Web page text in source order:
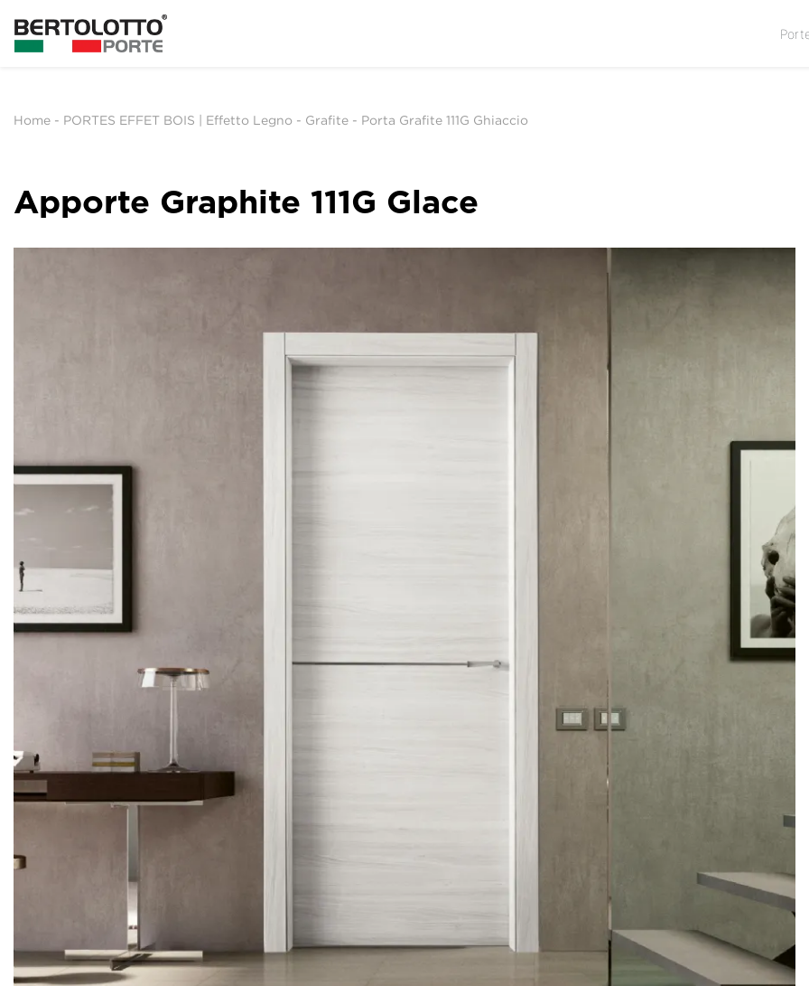
Home - PORTES EFFET BOIS | Effetto Legno - Grafite - Porta Grafite 111G Ghiaccio
Apporte Graphite 111G Glace